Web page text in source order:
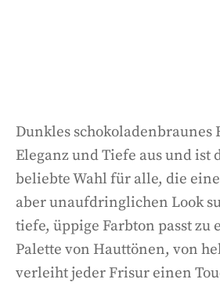
Dunkles schokoladenbraunes
Eleganz und Tiefe aus und ist
beliebte Wahl für alle, die
aber unaufdringlichen Look
tiefe, üppige Farbton passt zu
Palette von Hauttönen, von
verleiht jeder Frisur einen